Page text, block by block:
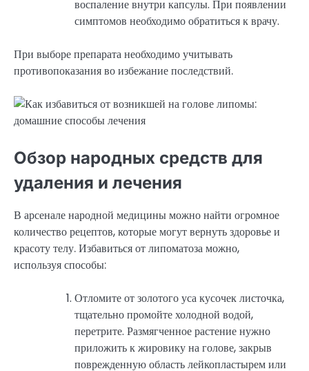
воспаление внутри капсулы. При появлении
симптомов необходимо обратиться к врачу.
При выборе препарата необходимо учитывать
противопоказания во избежание последствий.
Обзор народных средств для
удаления и лечения
В арсенале народной медицины можно найти огромное
количество рецептов, которые могут вернуть здоровье и
красоту телу. Избавиться от липоматоза можно,
используя способы:
Отломите от золотого уса кусочек листочка,
тщательно промойте холодной водой,
перетрите. Размягченное растение нужно
приложить к жировику на голове, закрыв
поврежденную область лейкопластырем или